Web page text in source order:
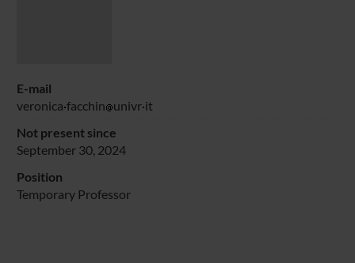
E-mail
veronica facchin univr it
Not present since
September 30, 2024
Position
Temporary Professor